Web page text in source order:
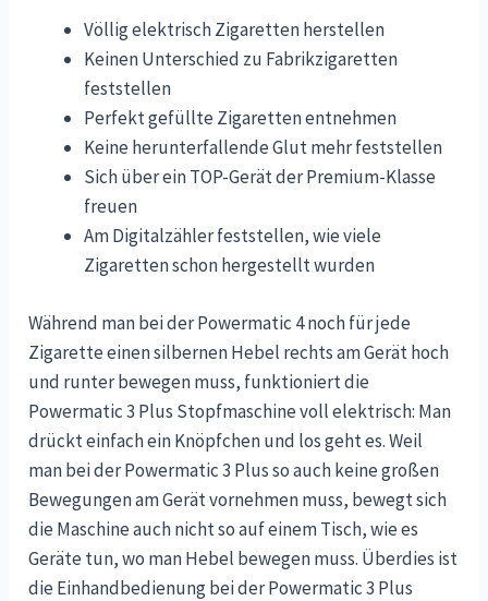
Völlig elektrisch Zigaretten herstellen
Keinen Unterschied zu Fabrikzigaretten
feststellen
Perfekt gefüllte Zigaretten entnehmen
Keine herunterfallende Glut mehr feststellen
Sich über ein TOP-Gerät der Premium-Klasse
freuen
Am Digitalzähler feststellen, wie viele
Zigaretten schon hergestellt wurden
Während man bei der Powermatic 4 noch für jede
Zigarette einen silbernen Hebel rechts am Gerät hoch
und runter bewegen muss, funktioniert die
Powermatic 3 Plus Stopfmaschine voll elektrisch: Man
drückt einfach ein Knöpfchen und los geht es. Weil
man bei der Powermatic 3 Plus so auch keine großen
Bewegungen am Gerät vornehmen muss, bewegt sich
die Maschine auch nicht so auf einem Tisch, wie es
Geräte tun, wo man Hebel bewegen muss. Überdies ist
die Einhandbedienung bei der Powermatic 3 Plus